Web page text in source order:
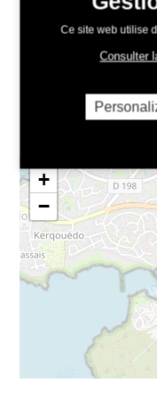
Esplanade de la
Itinéraire
Organisé par :
+
−
Ce site web utilise
Consulter